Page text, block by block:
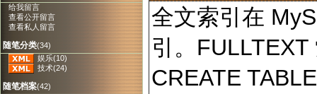
给我留言
查看公开留言
查看私人留言
随笔分类(34)
娱乐(10)
技术(24)
随笔档案(42)
全文索引在
引。
CREATE